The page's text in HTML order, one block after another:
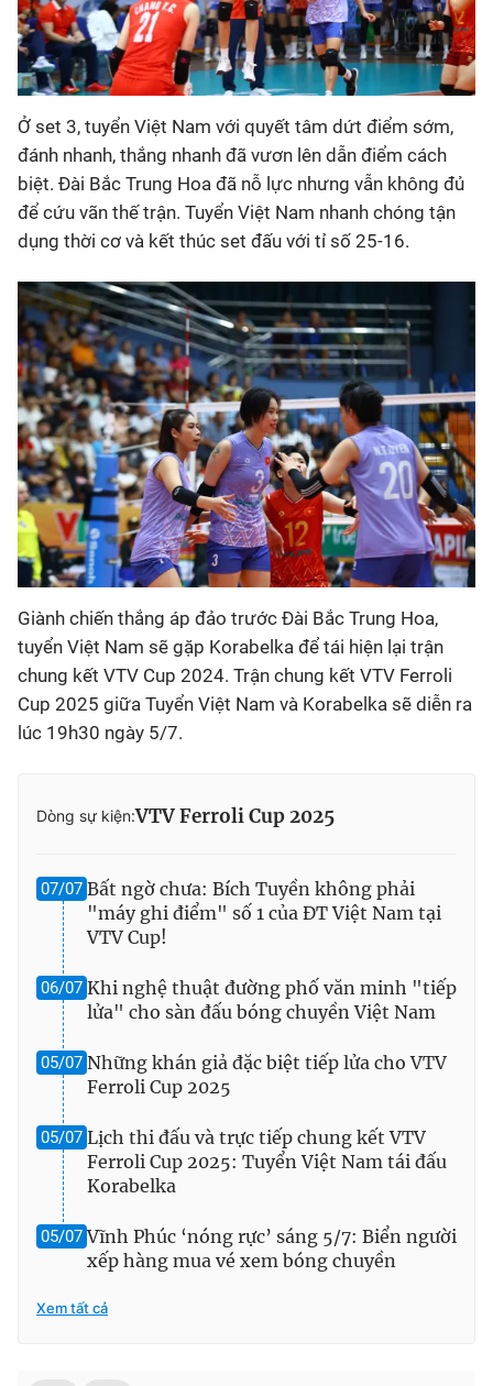
Ở set 3, tuyển Việt Nam với quyết tâm dứt điểm sớm,
đánh nhanh, thắng nhanh đã vươn lên dẫn điểm cách
biệt. Đài Bắc Trung Hoa đã nỗ lực nhưng vẫn không đủ
để cứu vãn thế trận. Tuyển Việt Nam nhanh chóng tận
dụng thời cơ và kết thúc set đấu với tỉ số 25-16.
Giành chiến thắng áp đảo trước Đài Bắc Trung Hoa,
tuyển Việt Nam sẽ gặp Korabelka để tái hiện lại trận
chung kết VTV Cup 2024. Trận chung kết VTV Ferroli
Cup 2025 giữa Tuyển Việt Nam và Korabelka sẽ diễn ra
lúc 19h30 ngày 5/7.
Dòng sự kiện:VTV Ferroli Cup 2025
07/07 Bất ngờ chưa: Bích Tuyền không phải
"máy ghi điểm" số 1 của ĐT Việt Nam tại
VTV Cup!
06/07 Khi nghệ thuật đường phố văn minh "tiếp
lửa" cho sàn đấu bóng chuyền Việt Nam
05/07 Những khán giả đặc biệt tiếp lửa cho VTV
Ferroli Cup 2025
05/07 Lịch thi đấu và trực tiếp chung kết VTV
Ferroli Cup 2025: Tuyển Việt Nam tái đấu
Korabelka
05/07 Vĩnh Phúc ‘nóng rực’ sáng 5/7: Biển người
xếp hàng mua vé xem bóng chuyền
Xem tất cả